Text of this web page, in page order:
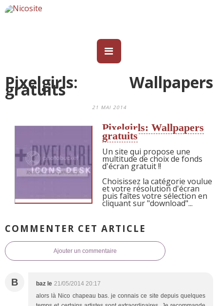
Pixelgirls: Wallpapers
gratuits
21 MAI 2014
Pixelgirls: Wallpapers
gratuits
Un site qui propose une
multitude de choix de fonds
d'écran gratuit !!
Choisissez la catégorie voulue
et votre résolution d'écran
puis faîtes votre sélection en
cliquant sur "download"...
COMMENTER CET ARTICLE
Ajouter un commentaire
B baz le 21/05/2014 20:17
alors là Nico chapeau bas. je connais ce site depuis quelques